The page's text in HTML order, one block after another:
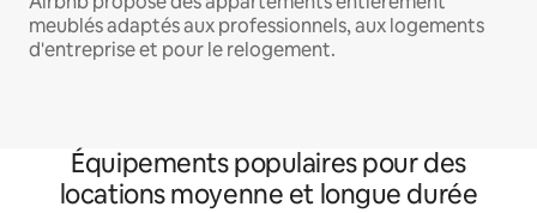
meublés adaptés aux professionnels, aux logements
d'entreprise et pour le relogement.
Équipements populaires pour des
locations moyenne et longue durée